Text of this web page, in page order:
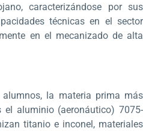
caracterizándose por sus
técnicas en el sector
en el mecanizado de alta
la materia prima más
aluminio (aeronáutico) 7075-
titanio e inconel, materiales